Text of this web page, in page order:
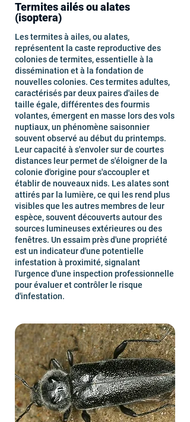
Termites ailés ou alates
(isoptera)
Les termites à ailes, ou alates,
représentent la caste reproductive des
colonies de termites, essentielle à la
dissémination et à la fondation de
nouvelles colonies. Ces termites adultes,
caractérisés par deux paires d'ailes de
taille égale, différentes des fourmis
volantes, émergent en masse lors des vols
nuptiaux, un phénomène saisonnier
souvent observé au début du printemps.
Leur capacité à s'envoler sur de courtes
distances leur permet de s'éloigner de la
colonie d'origine pour s'accoupler et
établir de nouveaux nids. Les alates sont
attirés par la lumière, ce qui les rend plus
visibles que les autres membres de leur
espèce, souvent découverts autour des
sources lumineuses extérieures ou des
fenêtres. Un essaim près d'une propriété
est un indicateur d'une potentielle
infestation à proximité, signalant
l'urgence d'une inspection professionnelle
pour évaluer et contrôler le risque
d'infestation.